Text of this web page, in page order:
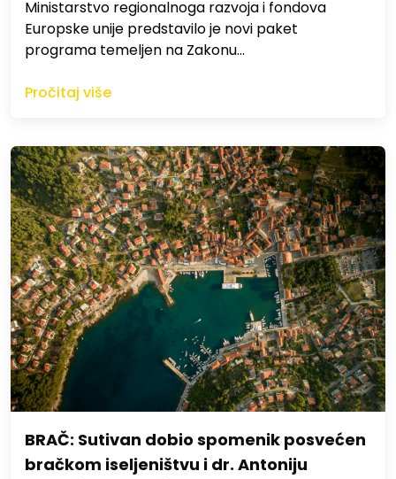
Ministarstvo regionalnoga razvoja i fondova
Europske unije predstavilo je novi paket
programa temeljen na Zakonu…
Pročitaj više
BRAČ: Sutivan dobio spomenik posvećen
bračkom iseljeništvu i dr. Antoniju